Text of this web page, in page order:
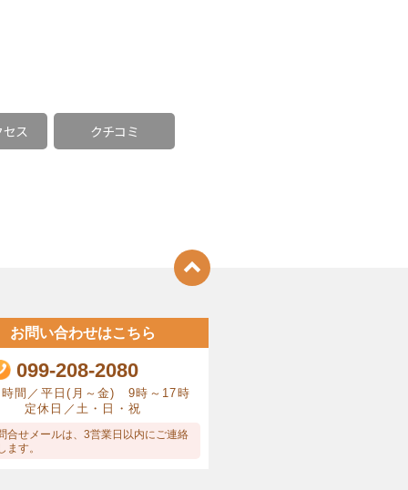
セス クチコミ
お問い合わせはこちら
099-208-2080
時間／平日(月～金) 9時～17時
定休日／土・日・祝
合せメールは、3営業日以内にご連絡
ます。